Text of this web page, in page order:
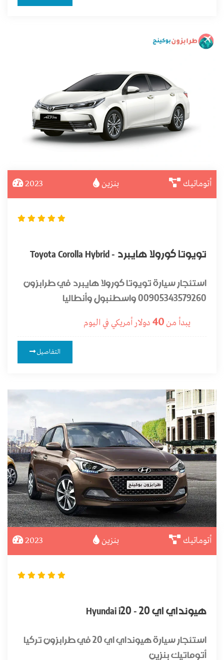
2023 بنزين أتوماتيك
تويوتا كورولا هايبرد - Toyota Corolla Hybrid
استئجار سيارة تويوتا كورولا هايبرد في طرابزون
00905343579260 واسطنبول وأنطاليا
يبدأ من40 دولار أمريكي في اليوم
التفاصيل
2023 بنزين أتوماتيك
هيونداي اي 20 - Hyundai i20
استئجار سيارة هيونداي اي 20 في طرابزون تركيا
أتوماتيك بنزين